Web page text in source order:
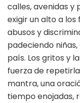
calles, avenidas y
exigir un alto a los
abusos y
padeciendo
país. Los gritos y
fuerza de
mantra, una
tiempo enojadas,